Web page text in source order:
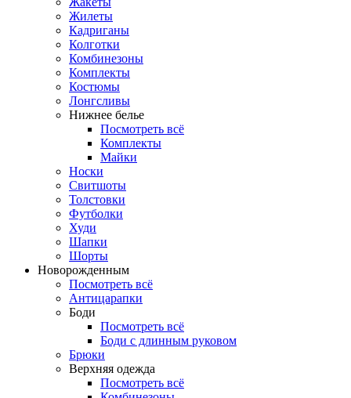
Жилеты
Кадриганы
Колготки
Комбинезоны
Комплекты
Костюмы
Лонгсливы
Нижнее белье
Посмотреть всё
Комплекты
Майки
Носки
Свитшоты
Толстовки
Футболки
Худи
Шапки
Шорты
Новорожденным
Посмотреть всё
Антицарапки
Боди
Посмотреть всё
Боди с длинным руковом
Брюки
Верхняя одежда
Посмотреть всё